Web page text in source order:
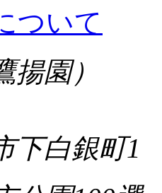
ついて
揚園）
下白銀町1